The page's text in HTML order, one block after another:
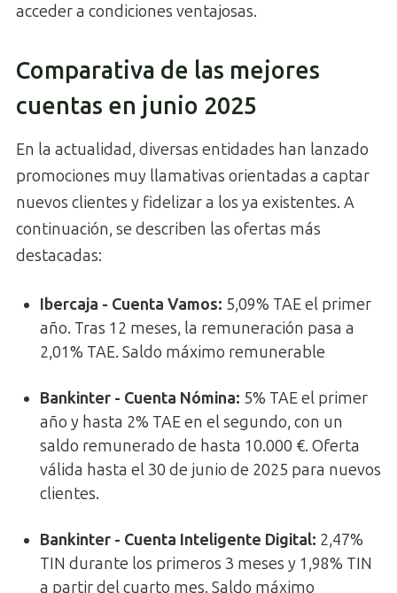
acceder a condiciones ventajosas.
Comparativa de las mejores
cuentas en junio 2025
En la actualidad, diversas entidades han lanzado
promociones muy llamativas orientadas a captar
nuevos clientes y fidelizar a los ya existentes. A
continuación, se describen las ofertas más
destacadas:
Ibercaja - Cuenta Vamos: 5,09% TAE el primer
año. Tras 12 meses, la remuneración pasa a
2,01% TAE. Saldo máximo remunerable
Bankinter - Cuenta Nómina: 5% TAE el primer
año y hasta 2% TAE en el segundo, con un
saldo remunerado de hasta 10.000 €. Oferta
válida hasta el 30 de junio de 2025 para nuevos
clientes.
Bankinter - Cuenta Inteligente Digital: 2,47%
TIN durante los primeros 3 meses y 1,98% TIN
a partir del cuarto mes. Saldo máximo